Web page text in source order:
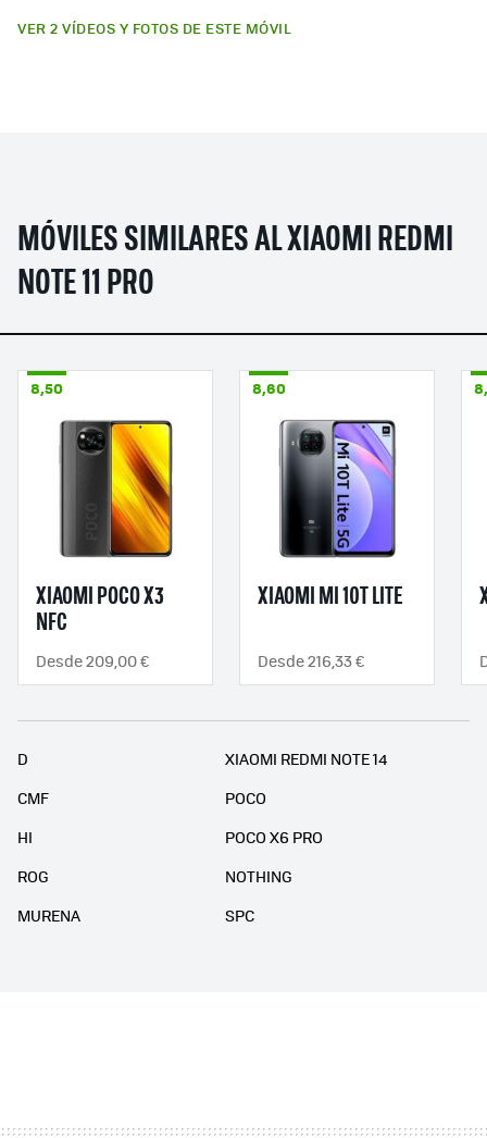
VER 2 VÍDEOS Y FOTOS DE ESTE MÓVIL
MÓVILES SIMILARES AL XIAOMI REDMI
NOTE 11 PRO
8,50
XIAOMI POCO X3
NFC
Desde 209,00 €
8,60
XIAOMI MI 10T LITE
Desde 216,33 €
D
XIAOMI REDMI NOTE 14
CMF
POCO
HI
POCO X6 PRO
ROG
NOTHING
MURENA
SPC